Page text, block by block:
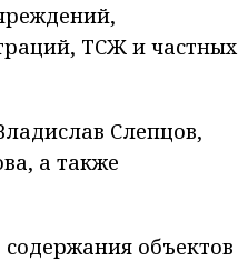
ТСЖ и частных
Слепцов,
а также
объектов